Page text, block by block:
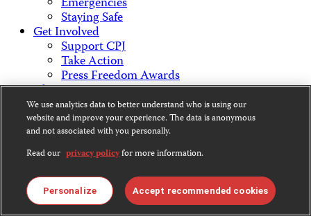
Staying Safe
Get Involved
Support CPJ
Take Action
Press Freedom Awards
About Us
What We Do
Who We Are
Employment Opportunities
Press Center
Financial Statements
Contact Us
Countries & Regions
Americas
We use analytics data to better understand who is using our
website and improve your experience. The data is anonymous
and not associated with you personally.
Read our privacy policyfor more information.
Personalize Accept recommended cookies